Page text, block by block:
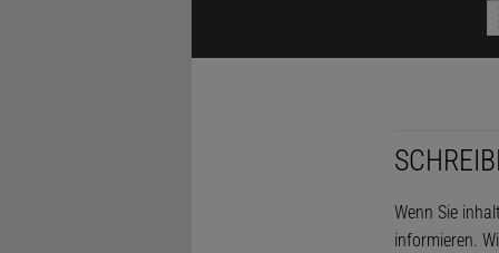
Wenn Sie
informieren.